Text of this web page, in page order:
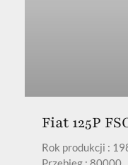
Fiat 125P
Rok produkcji :